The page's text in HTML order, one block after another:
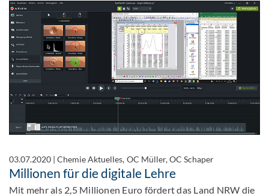
03.07.2020 |Chemie Aktuelles, OC Müller, OC Schaper
Millionen für die digitale Lehre
Mit mehr als 2,5 Millionen Euro fördert das Land NRW die